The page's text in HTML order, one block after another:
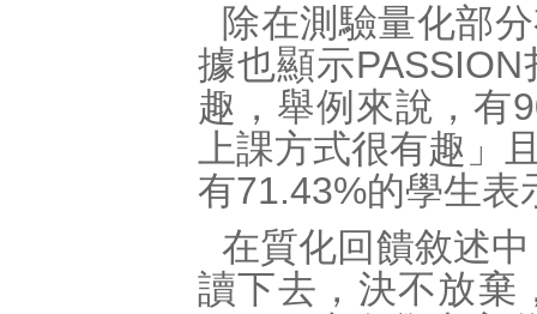
除在測驗量化部
據也顯示
趣，舉例來說，有
上課方式很有趣」
有71.43%的學生表
在質化回饋敘述
讀下去，決不放棄